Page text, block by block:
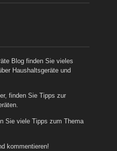
Blog finden Sie vieles
Haushaltsgeräteund
, finden Sie Tipps zur
Sie viele Tipps zum Thema
kommentieren!